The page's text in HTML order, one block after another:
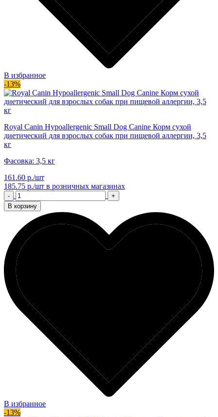
В избранное
-13%
Royal Canin Hypoallergenic Small Dog Canine Корм сухой
диетический для взрослых собак при пищевой аллергии, 3,5
кг
Фасовка: 3,5 кг
161.60 р./шт
185.75 р./шт в розничных магазинах
-
+
В корзину
В избранное
-13%